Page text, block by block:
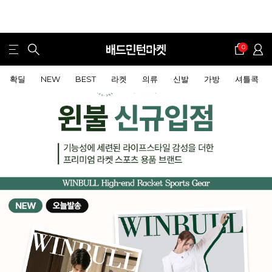
0
확딜 NEW BEST 라켓 의류 신발 가방 셔틀콕